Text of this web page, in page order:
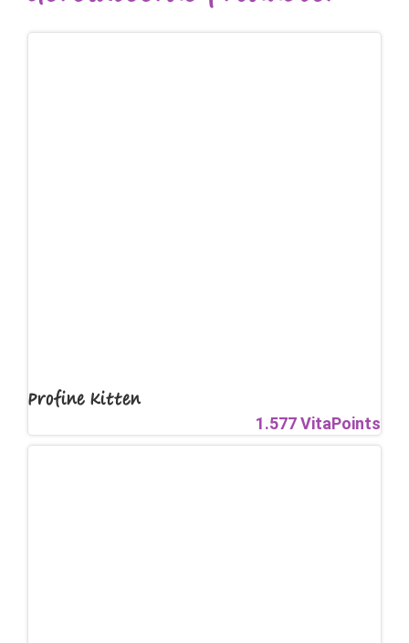
Profine Kitten
1.577 VitaPoints